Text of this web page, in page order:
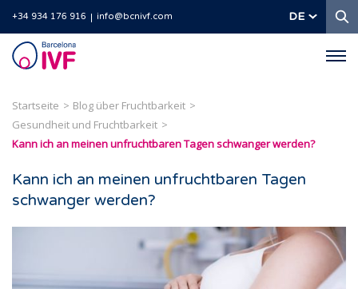
+34 934 176 916 info@bcnivf.com DE
Barcelona
IVF
Startseite
Blog über Fruchtbarkeit
Gesundheit und Fruchtbarkeit
Kann ich an meinen unfruchtbaren Tagen schwanger werden?
Kann ich an meinen unfruchtbaren Tagen
schwanger werden?